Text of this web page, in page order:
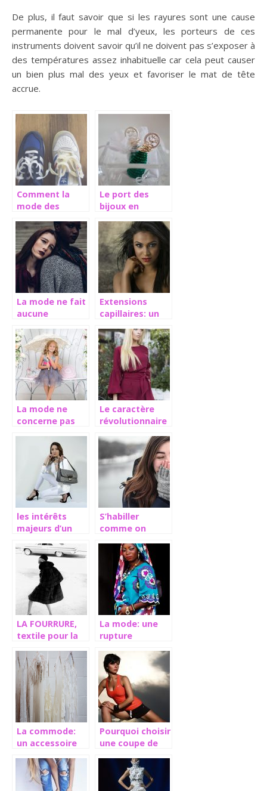
De plus, il faut savoir que si les rayures sont une cause
permanente pour le mal d’yeux, les porteurs de ces
instruments doivent savoir qu’il ne doivent pas s’exposer à
des températures assez inhabituelle car cela peut causer
un bien plus mal des yeux et favoriser le mat de tête
accrue.
Comment la
mode des
elle pris toute
une autre
envergure ?
Le port des
bijoux en
Occident
La mode ne fait
aucune
race
Extensions
capillaires: un
pour une
chevelure plus
épaisse
La mode ne
concerne pas
mais les touts
petits aussi
Le caractère
révolutionnaire
les intérêts
majeurs d’un
femme
S’habiller
comme on
garantie du
bonheur
LA FOURRURE,
textile pour la
La mode: une
rupture
entre tradition
et modernisme
La commode:
un accessoire
rangement
Pourquoi choisir
une coupe de
courte?